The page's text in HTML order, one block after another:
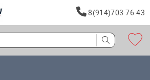
8(914)703-76-43